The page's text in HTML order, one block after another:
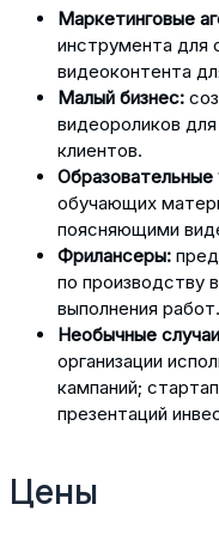
Маркетинговые
инструмента для
видеоконтента
Малый бизнес:
видеороликов
клиентов.
обучающих
поясняющими
Фрилансеры:
по производству
выполнения работ.
Необычные
организации
кампаний;
презентаций
Цены